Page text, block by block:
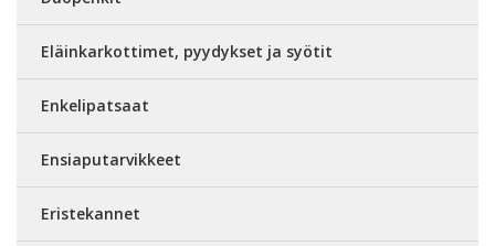
Eläinkarkottimet, pyydykset ja syötit
Enkelipatsaat
Ensiaputarvikkeet
Eristekannet